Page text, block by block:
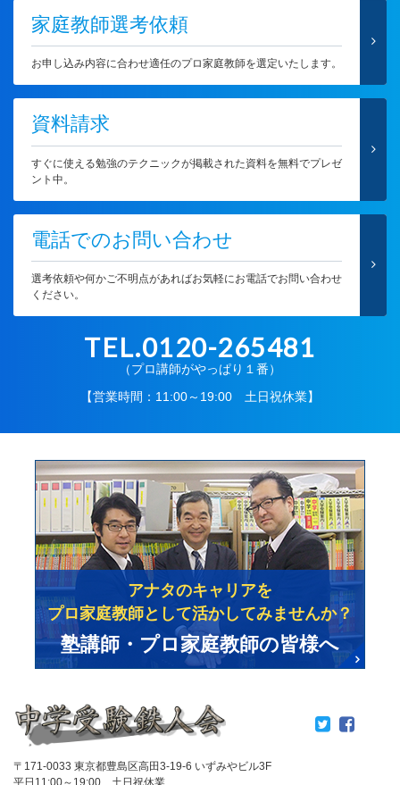
家庭教師選考依頼
お申し込み内容に合わせ適任のプロ家庭教師を選定いたします。
資料請求
すぐに使える勉強のテクニックが掲載された資料を無料でプレゼ
ント中。
電話でのお問い合わせ
選考依頼や何かご不明点があればお気軽にお電話でお問い合わせ
ください。
TEL.0120-265481
（プロ講師がやっぱり１番）
【営業時間：11:00～19:00 土日祝休業】
〒171-0033 東京都豊島区高田3-19-6 いずみやビル3F
平日11:00～19:00 土日祝休業
アナタのキャリアを
プロ家庭教師として活かしてみませんか？
塾講師・プロ家庭教師の皆様へ